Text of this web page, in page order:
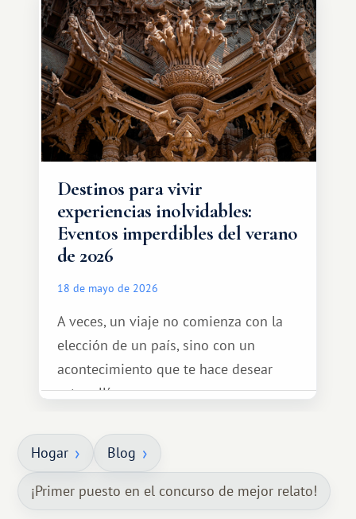
amplias. Entre ellas se encuentra
África, un continente que ofrece una
experiencia de viaje completamente
diferente.
Destinos para vivir
experiencias inolvidables:
Eventos imperdibles del verano
de 2026
18 de mayo de 2026
A veces, un viaje no comienza con la
elección de un país, sino con un
acontecimiento que te hace desear
estar allí...
Hogar Blog
¡Primer puesto en el concurso de mejor relato!